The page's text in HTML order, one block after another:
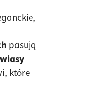
pasują
które